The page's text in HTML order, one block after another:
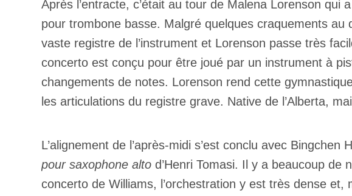
Après l’entracte, c’était au tour de Malena Lorenson qui
pour trombone basse. Malgré quelques craquements
vaste registre de l’instrument et Lorenson passe très
concerto est conçu pour être joué par un instrument à
changements de notes. Lorenson rend cette
les articulations du registre grave. Native de l’Alberta,
L’alignement de l’après-midi s’est conclu avec
pour saxophone alto d’Henri Tomasi. Il y a beaucoup
concerto de Williams, l’orchestration y est très dense